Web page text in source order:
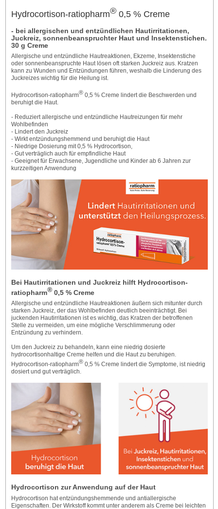
Hydrocortison-ratiopharm®0,5 % Creme
- bei allergischen und entzündlichen Hautirritationen,
Juckreiz, sonnenbeanspruchter Haut und Insektenstichen.
30 g Creme
Allergische und entzündliche Hautreaktionen, Ekzeme, Insektenstiche
oder sonnenbeanspruchte Haut lösen oft starken Juckreiz aus. Kratzen
kann zu Wunden und Entzündungen führen, weshalb die Linderung des
Juckreizes wichtig für die Heilung ist.
Hydrocortison-ratiopharm®0,5 % Creme lindert die Beschwerden und
beruhigt die Haut.
- Reduziert allergische und entzündliche Hautreizungen für mehr
Wohlbefinden
- Lindert den Juckreiz
- Wirkt entzündungshemmend und beruhigt die Haut
- Niedrige Dosierung mit 0,5 % Hydrocortison,
- Gut verträglich auch für empfindliche Haut
- Geeignet für Erwachsene, Jugendliche und Kinder ab 6 Jahren zur
kurzzeitigen Anwendung
Bei Hautirritationen und Juckreiz hilft Hydrocortison-
ratiopharm®0,5 % Creme
Allergische und entzündliche Hautreaktionen äußern sich mitunter durch
starken Juckreiz, der das Wohlbefinden deutlich beeinträchtigt. Bei
juckenden Hautirritationen ist es wichtig, das Kratzen der betroffenen
Stelle zu vermeiden, um eine mögliche Verschlimmerung oder
Entzündung zu verhindern.
Um den Juckreiz zu behandeln, kann eine niedrig dosierte
hydrocortisonhaltige Creme helfen und die Haut zu beruhigen.
Hydrocortison-ratiopharm®0,5 % Creme lindert die Symptome, ist niedrig
dosiert und gut verträglich.
Hydrocortison zur Anwendung auf der Haut
Hydrocortison hat entzündungshemmende und antiallergische
Eigenschaften. Der Wirkstoff kommt unter anderem als Creme bei leichten